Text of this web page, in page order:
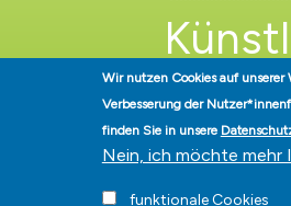
Stadt Hohen Neuendorf •
Wir nutzen Cookies auf unserer
Verbesserung der
finden Sie in unsere
Nein, ich möchte mehr
funktionale Cookies